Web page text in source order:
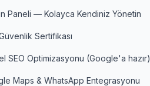
Paneli — Kolayca Kendiniz Yönetin
Sertifikası
SEO Optimizasyonu (Google'a hazır)
Maps & WhatsApp Entegrasyonu